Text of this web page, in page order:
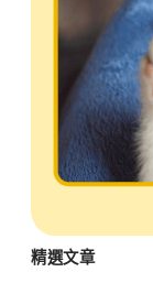
精選文章